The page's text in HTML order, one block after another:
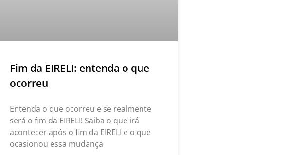
Fim da EIRELI: entenda o que
ocorreu
Entenda o que ocorreu e se realmente
será o fim da EIRELI! Saiba o que irá
acontecer após o fim da EIRELI e o que
ocasionou essa mudança